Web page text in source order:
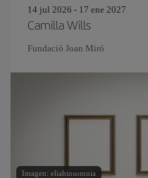
14 jul 2026 - 17 ene 2027
Camilla Wills
Fundació Joan Miró
Imagen: eliahinsomnia